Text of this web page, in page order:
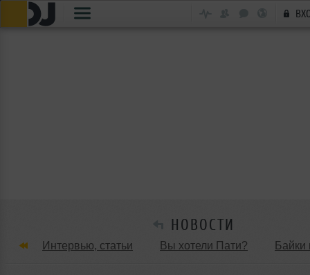
НОВОСТИ
Интервью, статьи Вы хотели Пати? Байки